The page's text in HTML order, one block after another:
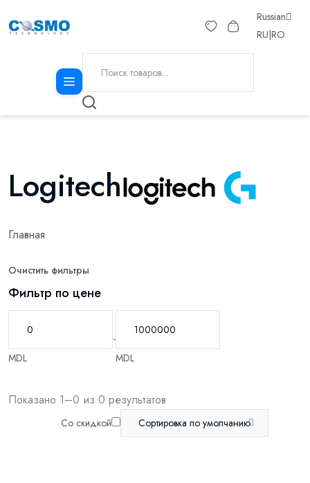
Russian
RU RO
Logitech
Главная
Очистить фильтры
Фильтр по цене
MDL
-
MDL
Показано 1–0 из 0 результатов
Со скидкой Сортировка по умолчанию